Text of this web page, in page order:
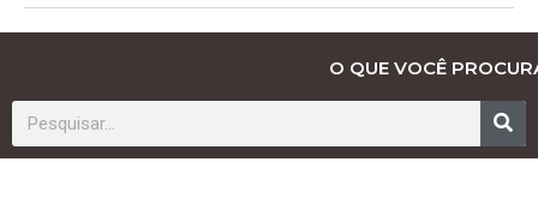
O QUE VOCÊ